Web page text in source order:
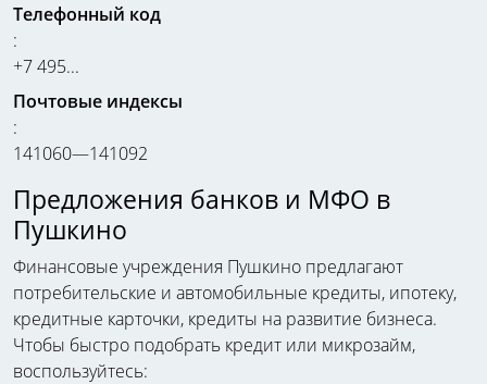
Телефонный код
:
+7 495...
Почтовые индексы
:
141060—141092
Предложения банков и МФО в
Пушкино
Финансовые учреждения Пушкино предлагают
потребительские и автомобильные кредиты, ипотеку,
кредитные карточки, кредиты на развитие бизнеса.
Чтобы быстро подобрать кредит или микрозайм,
воспользуйтесь: